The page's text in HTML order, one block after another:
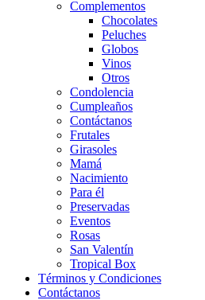
Complementos
Chocolates
Peluches
Globos
Vinos
Otros
Condolencia
Cumpleaños
Contáctanos
Frutales
Girasoles
Mamá
Nacimiento
Para él
Preservadas
Eventos
Rosas
San Valentín
Tropical Box
Términos y Condiciones
Contáctanos